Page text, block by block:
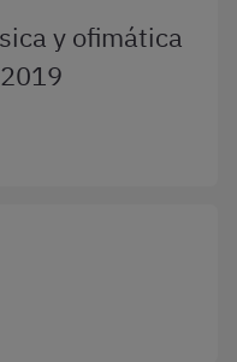
y ofimática